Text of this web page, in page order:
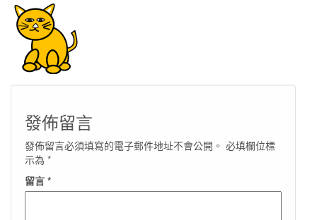
發佈留言
發佈留言必須填寫的電子郵件地址不會公開。 必填欄位標
示為 *
留言 *